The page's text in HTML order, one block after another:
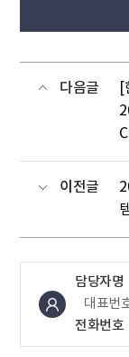
다음글
이전글
담당자명
대표번
전화번호